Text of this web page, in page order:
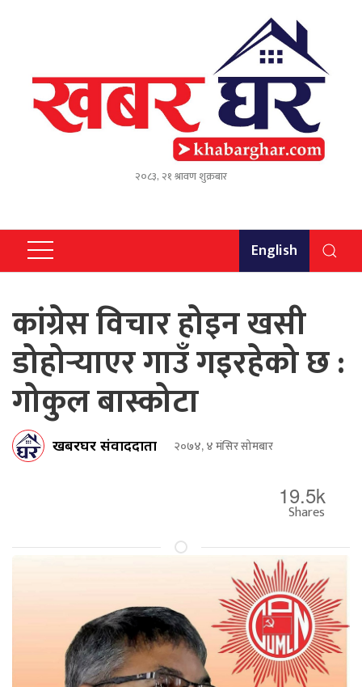
२०८३, २१ श्रावण शुक्रबार
English
कांग्रेस विचार होइन खसी
डोहोर्‍याएर गाउँ गइरहेको छ :
गोकुल बास्कोटा
खबरघर संवाददाता २०७४, ४ मंसिर सोमबार
19.5k
Shares